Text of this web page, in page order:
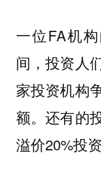
一位FA机
间，投资人
家投资机构
额。还有的
溢价20%投